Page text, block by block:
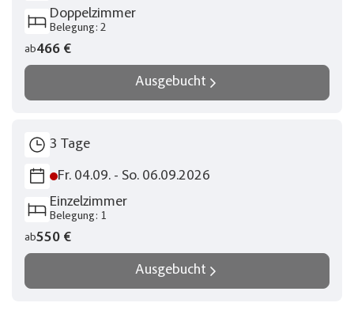
Keine Reisen auf der Merkliste
Twitter
Nordseeküste im Gepäck.
Doppelzimmer
Belegung: 2
ab466 €
Ausgebucht
3 Tage
Fr. 04.09. - So. 06.09.2026
Einzelzimmer
Belegung: 1
ab550 €
Ausgebucht